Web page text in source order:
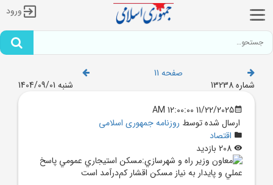
ورود
صفحه 11
شماره 13238
شنبه 1404/09/01
11/22/2025 12:00:00 AM
ارسال شده توسط روزنامه جمهوری اسلامی
اقتصاد